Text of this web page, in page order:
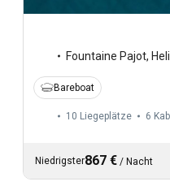
Fountaine Pajot,
Bareboat
10 Liegeplätze 6
Niedrigster867 € / Nacht